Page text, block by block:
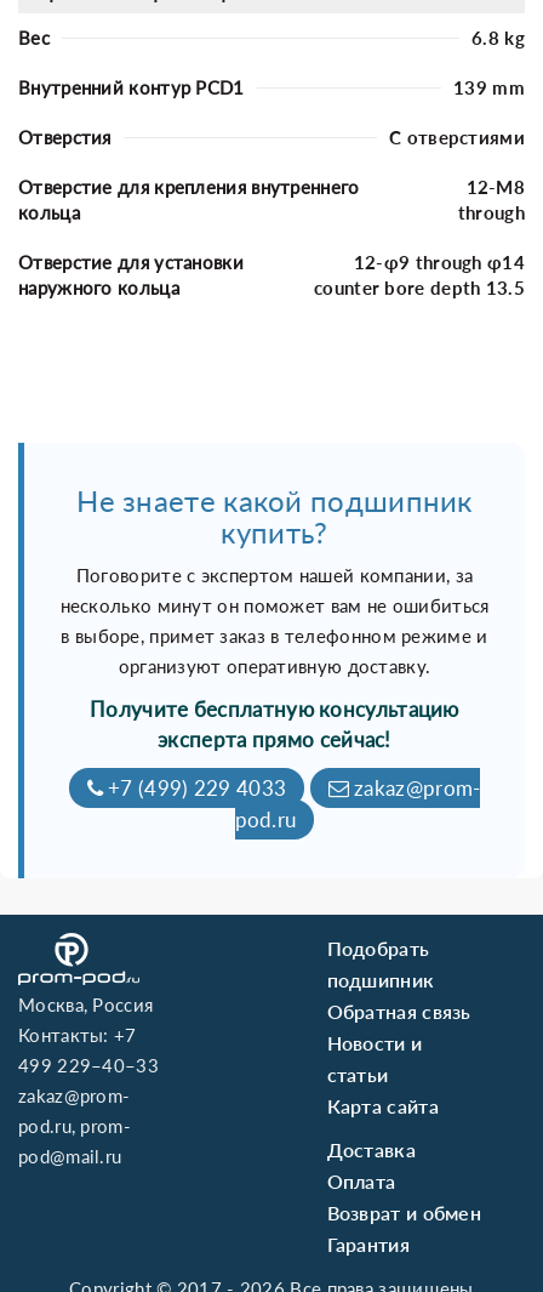
Вес 6.8 kg
Внутренний контур PCD1 139 mm
Отверстия С отверстиями
Отверстие для крепления внутреннего
кольца
12-M8
through
Отверстие для установки
наружного кольца
12-φ9 through φ14
counter bore depth 13.5
Не знаете какой подшипник
купить?
Поговорите с экспертом нашей компании, за
несколько минут он поможет вам не ошибиться
в выборе, примет заказ в телефонном режиме и
организуют оперативную доставку.
Получите бесплатную консультацию
эксперта прямо сейчас!
+7 (499) 229 4033
zakaz@prom-
pod.ru
Москва, Россия
Контакты:+7
499 229–40–33
zakaz@prom-
pod.ru, prom-
pod@mail.ru
Подобрать
подшипник
Обратная связь
Новости и
статьи
Карта сайта
Доставка
Оплата
Возврат и обмен
Гарантия